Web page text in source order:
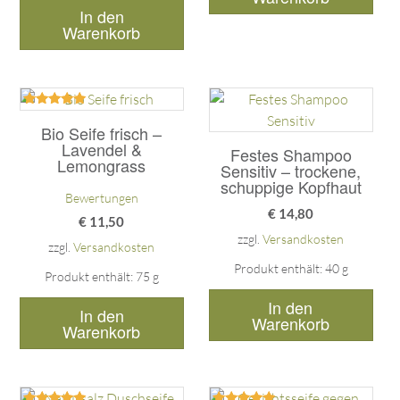
In den
Warenkorb
Bio Seife frisch –
Lavendel &
Lemongrass
mit
5.00
von 5
Bewertungen
€ 11,50
zzgl.Versandkosten
Produkt enthält: 75 g
In den
Warenkorb
Festes Shampoo
Sensitiv – trockene,
schuppige Kopfhaut
€ 14,80
zzgl.Versandkosten
Produkt enthält: 40 g
In den
Warenkorb